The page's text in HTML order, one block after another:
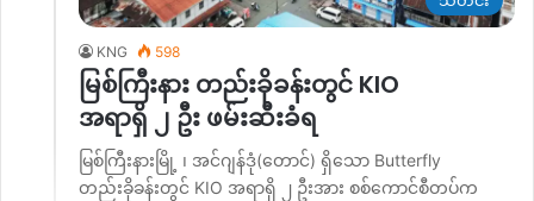
KNG 598
မြစ်ကြီးနား တည်းခိုခန်းတွင် KIO
အရာရှိ ၂ ဦး ဖမ်းဆီးခံရ
မြစ်ကြီးနားမြို့ ၊ အင်ဂျန်ဒုံ(တောင်) ရှိသော Butterfly
တည်းခိုခန်းတွင် KIO အရာရှိ ၂ ဦးအား စစ်ကောင်စီတပ်က